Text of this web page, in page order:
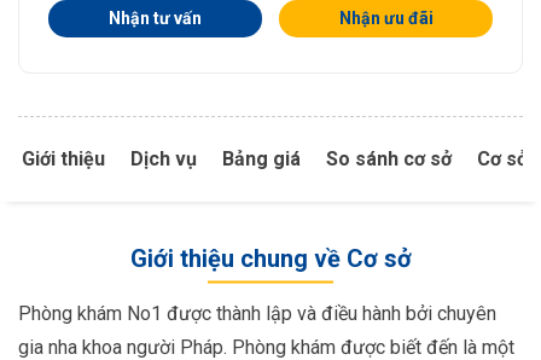
Nhận tư vấn Nhận ưu đãi
Giới thiệu Dịch vụ Bảng giá So sánh cơ sở Cơ sở
Giới thiệu chung về Cơ sở
Phòng khám No1 được thành lập và điều hành bởi chuyên
gia nha khoa người Pháp. Phòng khám được biết đến là một